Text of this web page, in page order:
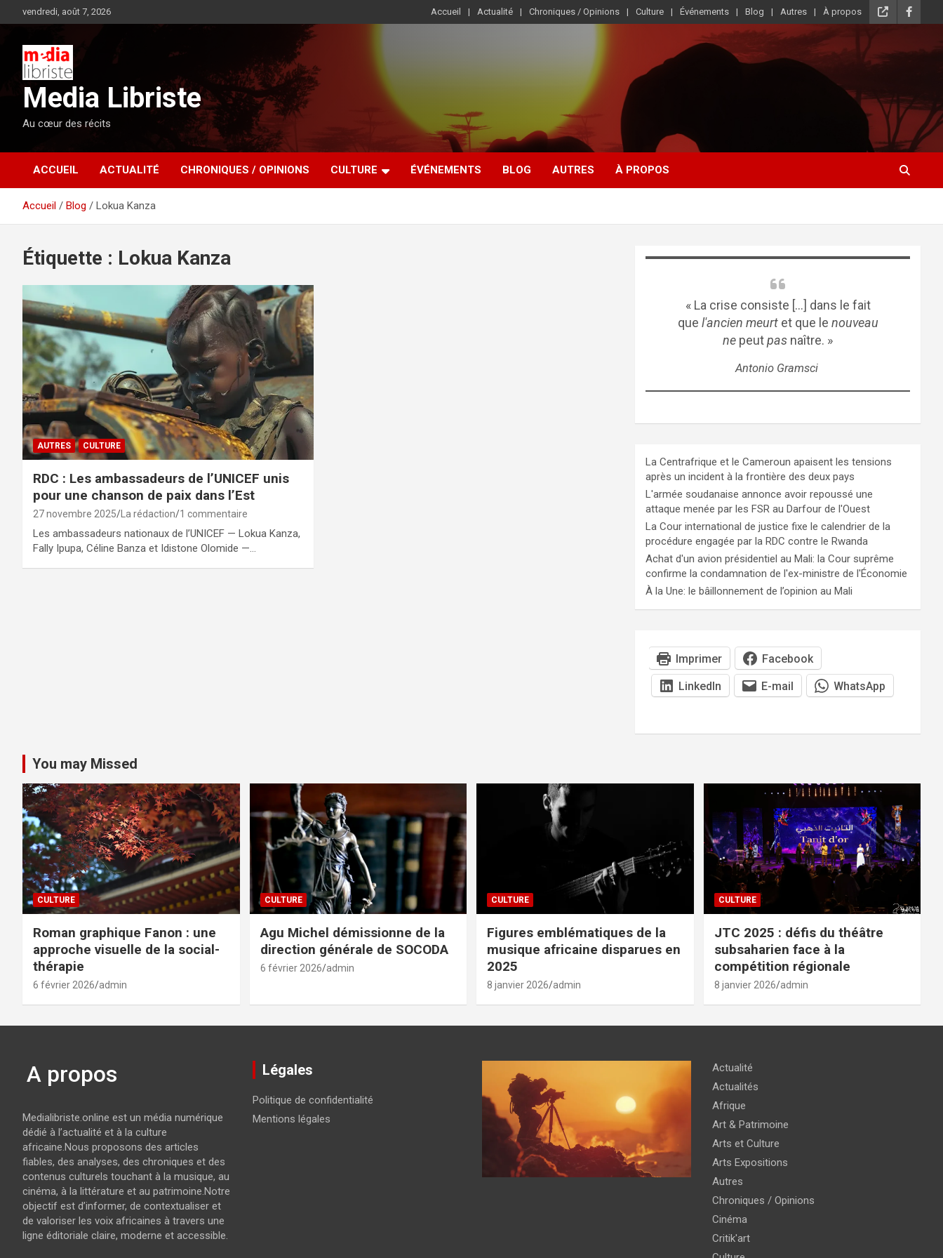
au
vendredi, août 7, 2026 Accueil Actualité Chroniques / Opinions Culture Événements Blog Autres À propos
Media Libriste
Au cœur des récits
ACCUEIL ACTUALITÉ CHRONIQUES / OPINIONS CULTURE ÉVÉNEMENTS BLOG AUTRES À PROPOS
Accueil Blog Lokua Kanza
Étiquette : Lokua Kanza
AUTRES CULTURE
RDC : Les ambassadeurs de l’UNICEF unis
pour une chanson de paix dans l’Est
27 novembre 2025 La rédaction 1 commentaire
Les ambassadeurs nationaux de l’UNICEF — Lokua Kanza,
Fally Ipupa, Céline Banza et Idistone Olomide —…
« La crise consiste [...] dans le fait
que l'ancien meurtet que le nouveau
ne peutpas naître. »
Antonio Gramsci
La Centrafrique et le Cameroun apaisent les tensions
après un incident à la frontière des deux pays
L'armée soudanaise annonce avoir repoussé une
attaque menée par les FSR au Darfour de l'Ouest
La Cour international de justice fixe le calendrier de la
procédure engagée par la RDC contre le Rwanda
Achat d'un avion présidentiel au Mali: la Cour suprême
confirme la condamnation de l'ex-ministre de l'Économie
À la Une: le bâillonnement de l’opinion au Mali
Imprimer Facebook
LinkedIn E-mail WhatsApp
You may Missed
CULTURE
Roman graphique Fanon : une
approche visuelle de la social-
thérapie
6 février 2026 admin
CULTURE
Agu Michel démissionne de la
direction générale de SOCODA
6 février 2026 admin
CULTURE
Figures emblématiques de la
musique africaine disparues en
2025
8 janvier 2026 admin
CULTURE
JTC 2025 : défis du théâtre
subsaharien face à la
compétition régionale
8 janvier 2026 admin
A propos
Medialibriste.online est un média numérique
dédié à l’actualité et à la culture
africaine.Nous proposons des articles
fiables, des analyses, des chroniques et des
contenus culturels touchant à la musique, au
cinéma, à la littérature et au patrimoine.Notre
objectif est d’informer, de contextualiser et
de valoriser les voix africaines à travers une
ligne éditoriale claire, moderne et accessible.
Légales
Politique de confidentialité
Mentions légales
Actualité
Actualités
Afrique
Art & Patrimoine
Arts et Culture
Arts Expositions
Autres
Chroniques / Opinions
Cinéma
Critik'art